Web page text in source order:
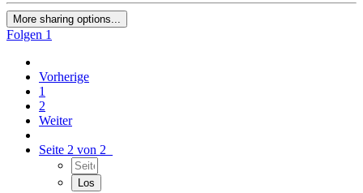
More sharing options...
Folgen 1
Vorherige
1
2
Weiter
Seite 2 von 2